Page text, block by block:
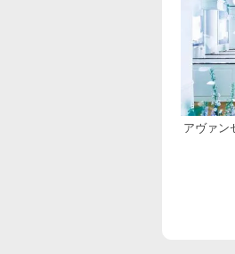
アヴァン